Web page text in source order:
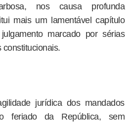
nos causa profunda
mais um lamentável capítulo
marcado por sérias
constitucionais.
jurídica dos mandados
feriado da República, sem